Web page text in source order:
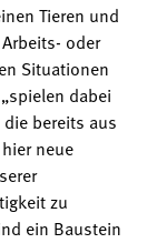
Tieren und
oder
Situationen
dabei
bereits aus
neue
zu
ein Baustein